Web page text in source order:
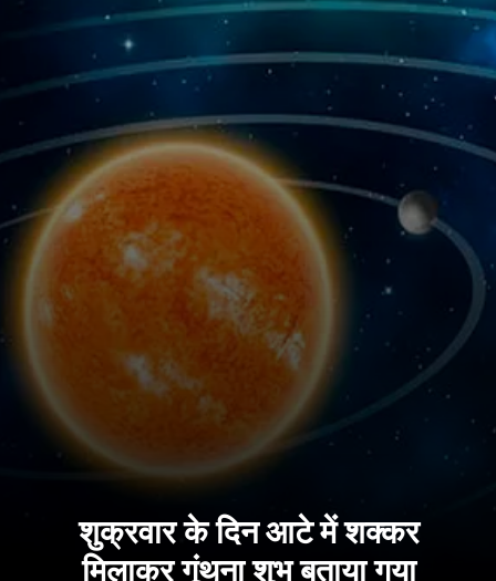
शुक्रवार के दिन आटे में शक्कर
मिलाकर गूंथना शुभ बताया गया